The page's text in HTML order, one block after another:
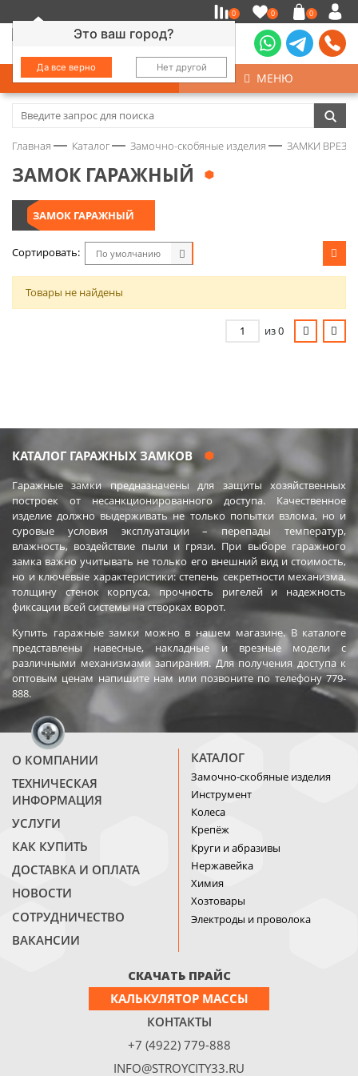
Это ваш город?
Да все верно Нет другой
0 0 0
КАТАЛОГ МЕНЮ
Замочно-скобяные изделия
Колеса
Главная Каталог Замочно-скобяные изделия ЗАМКИ
ЗАМОК ГАРАЖНЫЙ
ЗАМОК ГАРАЖНЫЙ
Сортировать: По умолчанию
Товары не найдены
из 0
КАТАЛОГ ГАРАЖНЫХ ЗАМКОВ
Гаражные замки предназначены для защиты хозяйственных
построек от несанкционированного доступа. Качественное
изделие должно выдерживать не только попытки взлома, но и
суровые условия эксплуатации – перепады температур,
влажность, воздействие пыли и грязи. При выборе гаражного
замка важно учитывать не только его внешний вид и стоимость,
но и ключевые характеристики: степень секретности механизма,
толщину стенок корпуса, прочность ригелей и надежность
фиксации всей системы на створках ворот.
Купить гаражные замки можно в нашем магазине. В каталоге
представлены навесные, накладные и врезные модели с
различными механизмами запирания. Для получения доступа к
оптовым ценам напишите нам или позвоните по телефону 779-
888.
О КОМПАНИИ
ТЕХНИЧЕСКАЯ
ИНФОРМАЦИЯ
УСЛУГИ
КАК КУПИТЬ
ДОСТАВКА И ОПЛАТА
НОВОСТИ
СОТРУДНИЧЕСТВО
ВАКАНСИИ
КАТАЛОГ
Замочно-скобяные изделия
Инструмент
Колеса
Крепёж
Круги и абразивы
Нержавейка
Химия
Хозтовары
Электроды и проволока
СКАЧАТЬ ПРАЙС
КАЛЬКУЛЯТОР МАССЫ
КОНТАКТЫ
+7 (4922) 779-888
INFO@STROYCITY33.RU